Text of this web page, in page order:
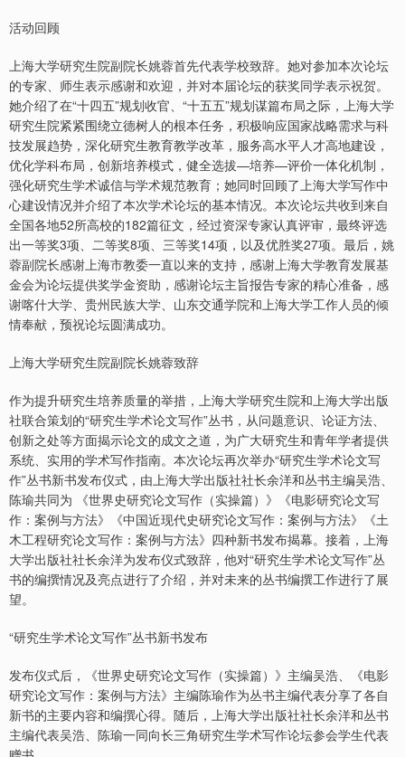
活动回顾
上海大学研究生院副院长姚蓉首先代表学校致辞。她对参加本次论坛
的专家、师生表示感谢和欢迎，并对本届论坛的获奖同学表示祝贺。
她介绍了在“十四五”规划收官、“十五五”规划谋篇布局之际，上海大学
研究生院紧紧围绕立德树人的根本任务，积极响应国家战略需求与科
技发展趋势，深化研究生教育教学改革，服务高水平人才高地建设，
优化学科布局，创新培养模式，健全选拔—培养—评价一体化机制，
强化研究生学术诚信与学术规范教育；她同时回顾了上海大学写作中
心建设情况并介绍了本次学术论坛的基本情况。本次论坛共收到来自
全国各地52所高校的182篇征文，经过资深专家认真评审，最终评选
出一等奖3项、二等奖8项、三等奖14项，以及优胜奖27项。最后，姚
蓉副院长感谢上海市教委一直以来的支持，感谢上海大学教育发展基
金会为论坛提供奖学金资助，感谢论坛主旨报告专家的精心准备，感
谢喀什大学、贵州民族大学、山东交通学院和上海大学工作人员的倾
情奉献，预祝论坛圆满成功。
上海大学研究生院副院长姚蓉致辞
作为提升研究生培养质量的举措，上海大学研究生院和上海大学出版
社联合策划的“研究生学术论文写作”丛书，从问题意识、论证方法、
创新之处等方面揭示论文的成文之道，为广大研究生和青年学者提供
系统、实用的学术写作指南。本次论坛再次举办“研究生学术论文写
作”丛书新书发布仪式，由上海大学出版社社长余洋和丛书主编吴浩、
陈瑜共同为 《世界史研究论文写作（实操篇）》《电影研究论文写
作：案例与方法》《中国近现代史研究论文写作：案例与方法》《土
木工程研究论文写作：案例与方法》四种新书发布揭幕。接着，上海
大学出版社社长余洋为发布仪式致辞，他对“研究生学术论文写作”丛
书的编撰情况及亮点进行了介绍，并对未来的丛书编撰工作进行了展
望。
“研究生学术论文写作”丛书新书发布
发布仪式后，《世界史研究论文写作（实操篇）》主编吴浩、《电影
研究论文写作：案例与方法》主编陈瑜作为丛书主编代表分享了各自
新书的主要内容和编撰心得。随后，上海大学出版社社长余洋和丛书
主编代表吴浩、陈瑜一同向长三角研究生学术写作论坛参会学生代表